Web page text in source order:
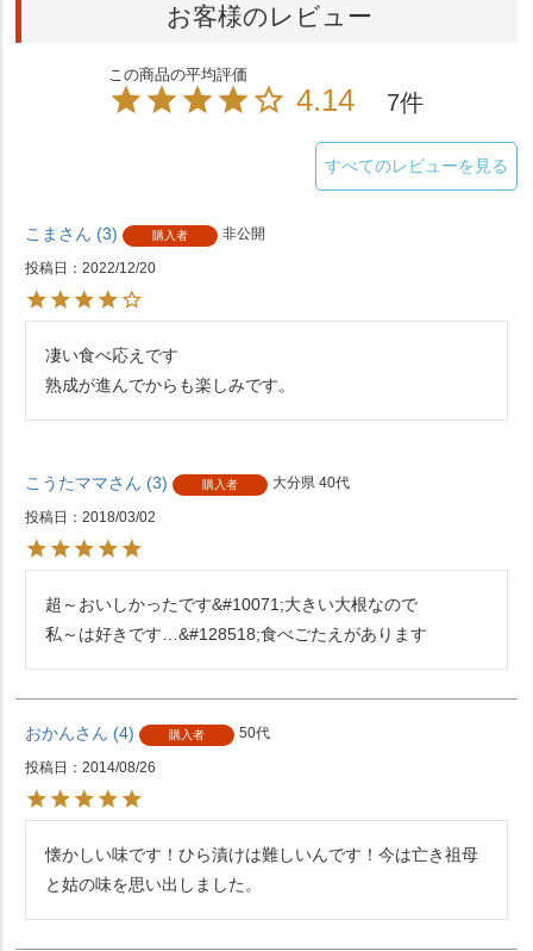
お客様のレビュー
4.14 7
すべてのレビューを見る
こま 3 購入者 非公開
投稿日 2022/12/20
凄い食べ応えです
熟成が進んでからも楽しみです。
こうたママ 3 購入者 大分県 40代
投稿日 2018/03/02
超～おいしかったです&#10071;大きい大根なので
私～は好きです…&#128518;食べごたえがあります
おかん 4 購入者 50代
投稿日 2014/08/26
懐かしい味です！ひら漬けは難しいんです！今は亡き祖母
と姑の味を思い出しました。